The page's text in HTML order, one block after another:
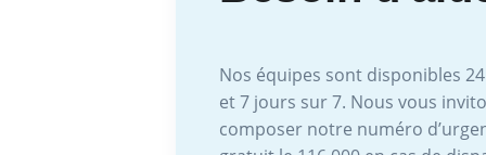
Nos équipes sont disponibles
et 7 jours sur 7. Nous vous
composer notre numéro